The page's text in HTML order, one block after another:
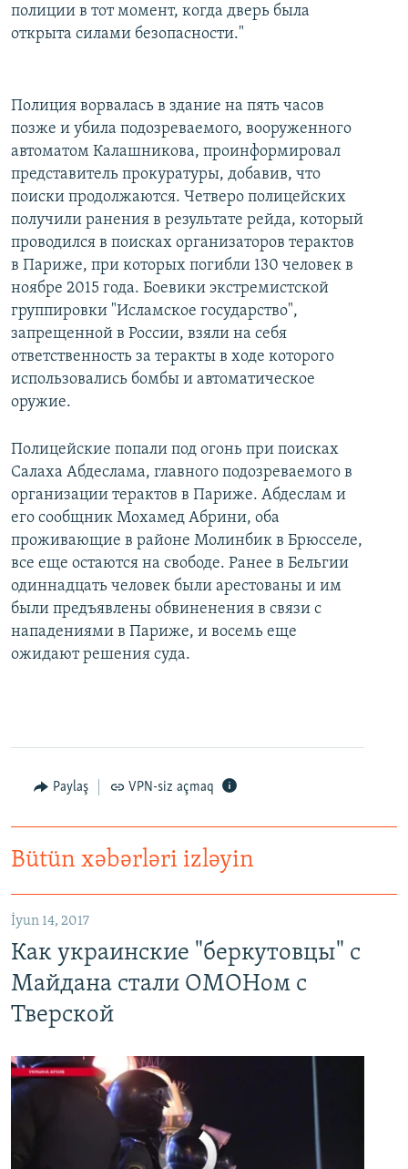
полиции в тот момент, когда дверь была
открыта силами безопасности."
Полиция ворвалась в здание на пять часов
позже и убила подозреваемого, вооруженного
автоматом Калашникова, проинформировал
представитель прокуратуры, добавив, что
поиски продолжаются. Четверо полицейских
получили ранения в результате рейда, который
проводился в поисках организаторов терактов
в Париже, при которых погибли 130 человек в
ноябре 2015 года. Боевики экстремистской
группировки "Исламское государство",
запрещенной в России, взяли на себя
ответственность за теракты в ходе которого
использовались бомбы и автоматическое
оружие.
Полицейские попали под огонь при поисках
Салаха Абдеслама, главного подозреваемого в
организации терактов в Париже. Абдеслам и
его сообщник Мохамед Абрини, оба
проживающие в районе Молинбик в Брюсселе,
все еще остаются на свободе. ​Ранее в Бельгии
одиннадцать человек были арестованы и им
были предъявлены обвиненения в связи с
нападениями в Париже, и восемь еще
ожидают решения суда.
Paylaş VPN-siz açmaq
Bütün xəbərləri izləyin
İyun 14, 2017
Как украинские "беркутовцы" с
Майдана стали ОМОНом с
Тверской
No media source currently available